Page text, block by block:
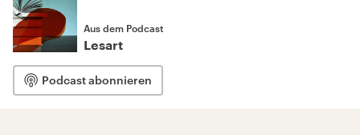
Aus dem Podcast
Lesart
Podcast abonnieren